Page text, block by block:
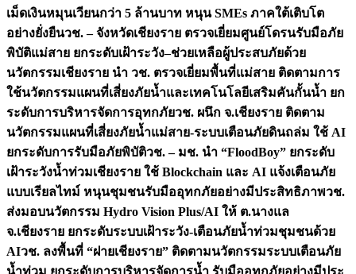
เม็ดเงินหมุนเวียนกว่า 5 ล้านบาท หนุน SMEs ภาคใต้เติบโต
อย่างยั่งยืนวช. – จังหวัดเชียงราย ตรวจเยี่ยมศูนย์โดรนรับมือภัย
พิบัติแม่สาย ยกระดับเฝ้าระวัง–ช่วยเหลือผู้ประสบภัยด้วย
นวัตกรรมเชียงราย นำ วช. ตรวจเยี่ยมพื้นที่แม่สาย ติดตามการ
ใช้นวัตกรรมแผนที่เสี่ยงภัยน้ำและเทคโนโลยีเสริมคันกั้นน้ำ ยก
ระดับการบริหารจัดการอุทกภัยวช. ผนึก จ.เชียงราย ติดตาม
นวัตกรรมแผนที่เสี่ยงภัยน้ำแม่สาย-ระบบเตือนภัยดินถล่ม ใช้ AI
ยกระดับการรับมือภัยพิบัติวช. – มช. นำ “FloodBoy” ยกระดับ
เฝ้าระวังน้ำท่วมเชียงราย ใช้ Blockchain และ AI แจ้งเตือนภัย
แบบเรียลไทม์ หนุนชุมชนรับมืออุทกภัยอย่างมีประสิทธิภาพวช.
ส่งมอบนวัตกรรม Hydro Vision Plus/AI ให้ ต.นางแล
จ.เชียงราย ยกระดับระบบเฝ้าระวัง-เตือนภัยน้ำท่วมชุมชนด้วย
AIวช. ลงพื้นที่ “ฝายเชียงราย” ติดตามนวัตกรรมระบบเตือนภัย